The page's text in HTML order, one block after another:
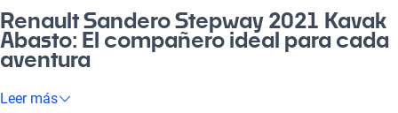
Renault Sandero Stepway 2021 Kavak
Abasto: El compañero ideal para cada
aventura
Mirá, el Renault Sandero Stepway 2021 es más que un auto, es
Leer más